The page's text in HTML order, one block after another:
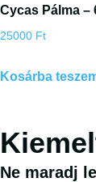
Cycas Pálma –
25000 Ft
Kosárba
Ne maradj